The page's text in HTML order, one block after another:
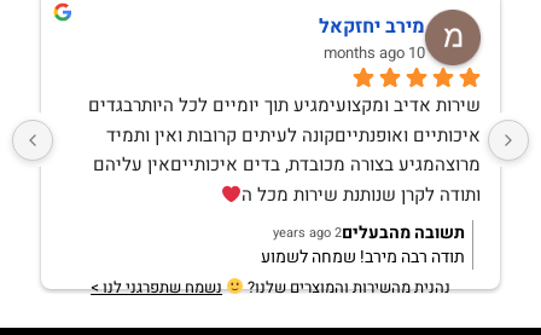
מירב יחזקאל
10 months ago
ותודה לקרן שנותנת שירות מכל ה
תשובה מהבעלים2 years ago
תודה רבה מירב! שמחה לשמוע
נהנית מהשירות והמוצרים שלנו? נשמח שתפרגני לנו >